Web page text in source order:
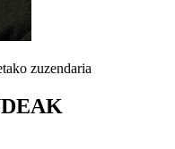
zuzendaria